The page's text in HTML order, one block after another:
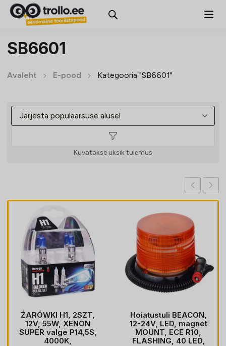
SB6601
Avaleht E-pood Kategooria "SB6601"
Kuvatakse üksik tulemus
ŻARÓWKI H1, 2SZT,
12V, 55W, XENON
SUPER valge P14,5S,
4000K,
Hoiatustuli BEACON,
12-24V, LED, magnet
MOUNT, ECE R10,
FLASHING, 40 LED,